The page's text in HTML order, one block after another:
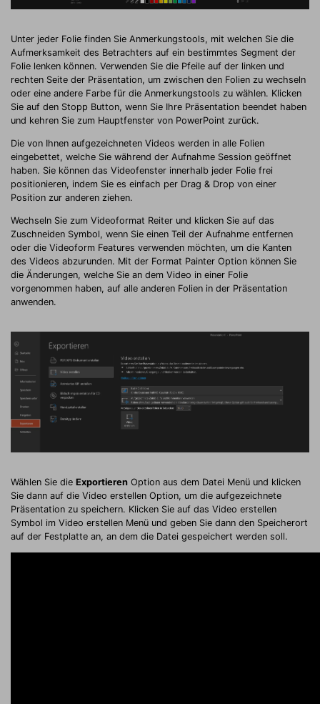
Unter jeder Folie finden Sie Anmerkungstools, mit welchen Sie die
Aufmerksamkeit des Betrachters auf ein bestimmtes Segment der
Folie lenken können. Verwenden Sie die Pfeile auf der linken und
rechten Seite der Präsentation, um zwischen den Folien zu wechseln
oder eine andere Farbe für die Anmerkungstools zu wählen. Klicken
Sie auf den Stopp Button, wenn Sie Ihre Präsentation beendet haben
und kehren Sie zum Hauptfenster von PowerPoint zurück.
Die von Ihnen aufgezeichneten Videos werden in alle Folien
eingebettet, welche Sie während der Aufnahme Session geöffnet
haben. Sie können das Videofenster innerhalb jeder Folie frei
positionieren, indem Sie es einfach per Drag & Drop von einer
Position zur anderen ziehen.
Wechseln Sie zum Videoformat Reiter und klicken Sie auf das
Zuschneiden Symbol, wenn Sie einen Teil der Aufnahme entfernen
oder die Videoform Features verwenden möchten, um die Kanten
des Videos abzurunden. Mit der Format Painter Option können Sie
die Änderungen, welche Sie an dem Video in einer Folie
vorgenommen haben, auf alle anderen Folien in der Präsentation
anwenden.
Wählen Sie die Exportieren Option aus dem Datei Menü und klicken
Sie dann auf die Video erstellen Option, um die aufgezeichnete
Präsentation zu speichern. Klicken Sie auf das Video erstellen
Symbol im Video erstellen Menü und geben Sie dann den Speicherort
auf der Festplatte an, an dem die Datei gespeichert werden soll.